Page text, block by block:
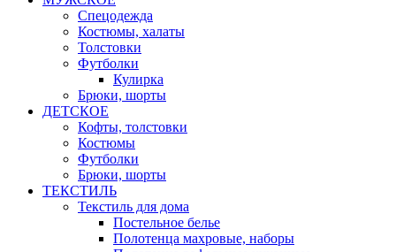
Спецодежда
Костюмы, халаты
Толстовки
Футболки
Кулирка
Брюки, шорты
ДЕТСКОЕ
Кофты, толстовки
Костюмы
Футболки
Брюки, шорты
ТЕКСТИЛЬ
Текстиль для дома
Постельное белье
Полотенца махровые, наборы